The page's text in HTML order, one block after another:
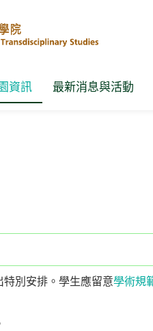
資訊 最新消息與活動
別安排。學生應留意學術規